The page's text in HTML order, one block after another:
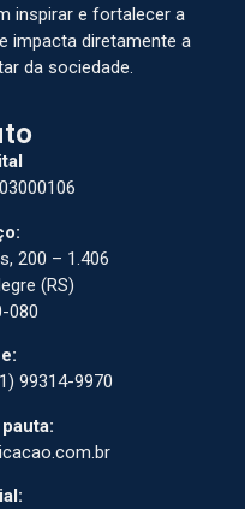
inspirar e fortalecer a
impacta diretamente a
da sociedade.
200 – 1.406
(RS)
080
99314-9970